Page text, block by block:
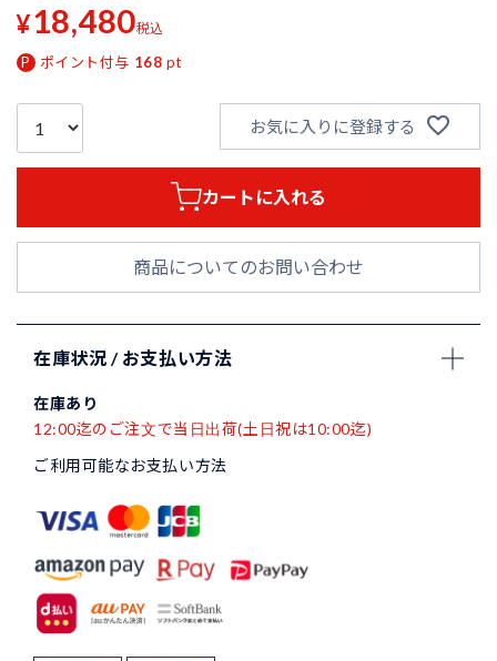
¥18,480税込
ポイント付与 168 pt
お気に入りに登録する
カートに入れる
商品についてのお問い合わせ
在庫状況 / お支払い方法
在庫あり
12:00迄のご注文で当日出荷(土日祝は10:00迄)
ご利用可能なお支払い方法